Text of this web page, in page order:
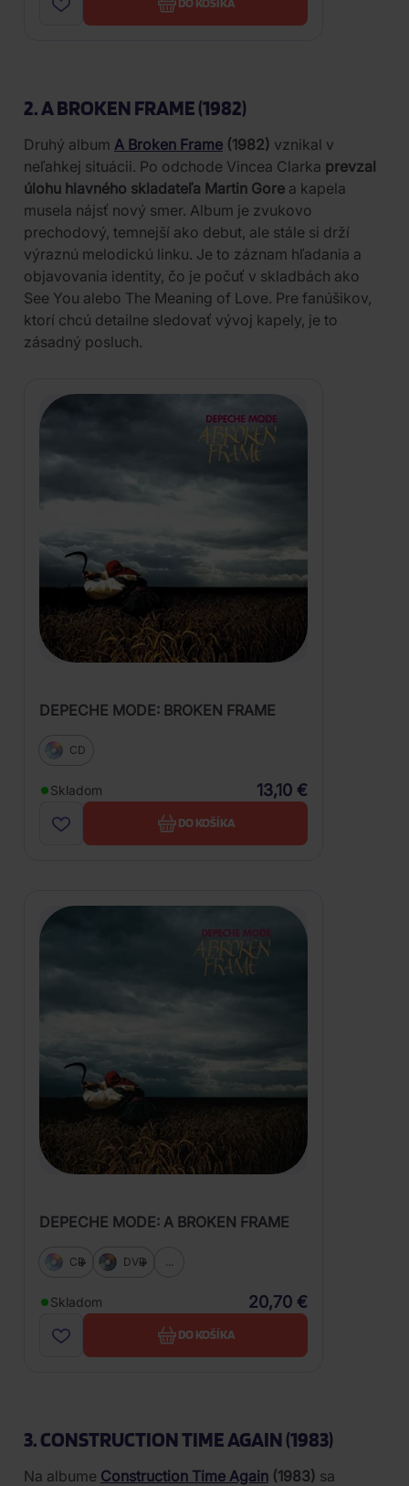
DO KOŠÍKA
2. A BROKEN FRAME (1982)
Druhý album A Broken Frame (1982) vznikal v
neľahkej situácii. Po odchode Vincea Clarka prevzal
úlohu hlavného skladateľa Martin Gore a kapela
musela nájsť nový smer. Album je zvukovo
prechodový, temnejší ako debut, ale stále si drží
výraznú melodickú linku. Je to záznam hľadania a
objavovania identity, čo je počuť v skladbách ako
See You alebo The Meaning of Love. Pre fanúšikov,
ktorí chcú detailne sledovať vývoj kapely, je to
zásadný posluch.
DEPECHE MODE: BROKEN FRAME
CD
Skladom 13,10 €
DO KOŠÍKA
DEPECHE MODE: A BROKEN FRAME
CD DVD
Skladom 20,70 €
DO KOŠÍKA
3. CONSTRUCTION TIME AGAIN (1983)
Na albume Construction Time Again (1983) sa